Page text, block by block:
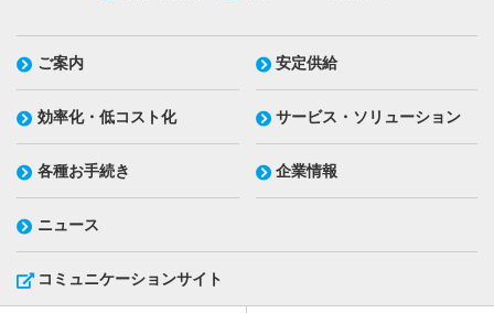
ご案内 安定供給
効率化・低コスト化 サービス・ソリューション
各種お手続き 企業情報
ニュース
コミュニケーションサイト